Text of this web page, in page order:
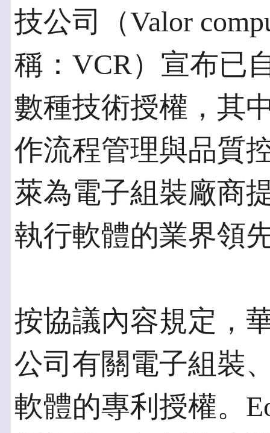
技公司（Valor
稱：VCR）宣布已
數種技術授權，其
作流程管理與品質
萊為電子組裝廠商
執行軟體的業界領
按協議內容規定，
公司有關電子組裝
軟體的專利授權。